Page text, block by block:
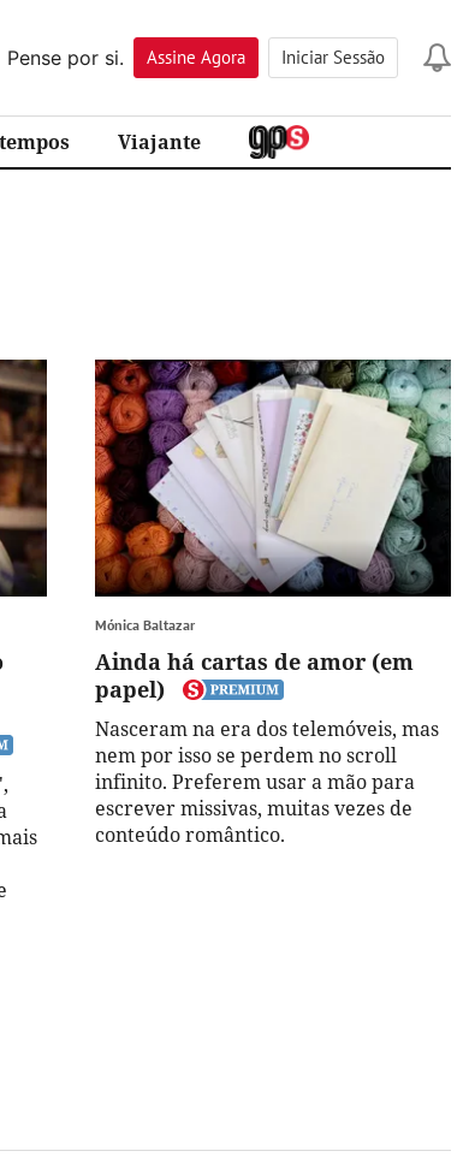
Pense por si.
Assine Agora Iniciar Sessão
Viajante
Mónica Baltazar
Ainda há cartas de amor (em
papel)
Nasceram na era dos telemóveis, mas
nem por isso se perdem no scroll
infinito. Preferem usar a mão para
escrever missivas, muitas vezes de
conteúdo romântico.